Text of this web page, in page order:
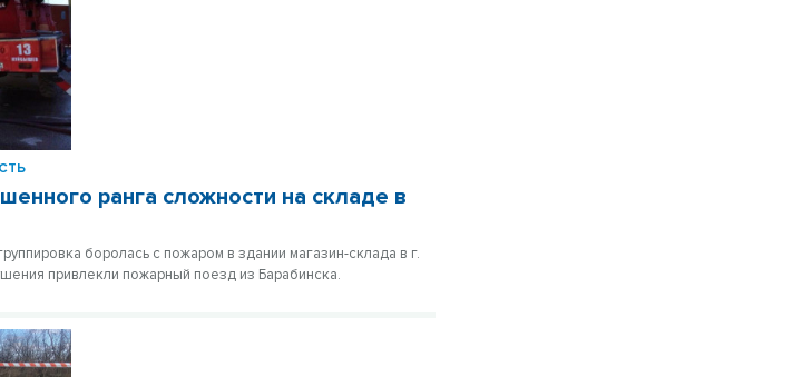
ранга сложности на складе в
боролась с пожаром в здании магазин-склада в г.
привлекли пожарный поезд из Барабинска.